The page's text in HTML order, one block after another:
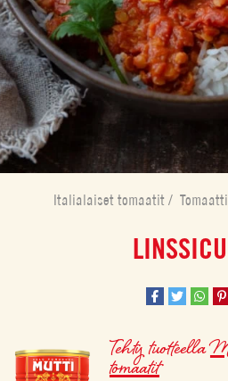
Italialaiset tomaatit /
Tehty tuotteella
tomaatit